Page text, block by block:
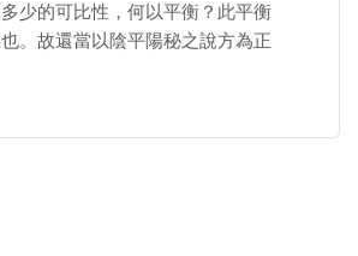
少的可比性，何以平衡？此平衡
。故還當以陰平陽秘之說方為正